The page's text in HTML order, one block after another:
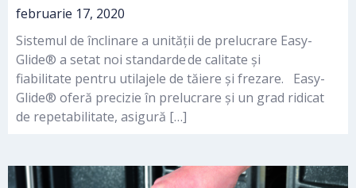
februarie 17, 2020
Sistemul de înclinare a unității de prelucrare Easy-
Glide® a setat noi standarde de calitate și
fiabilitate pentru utilajele de tăiere și frezare. Easy-
Glide® oferă precizie în prelucrare și un grad ridicat
de repetabilitate, asigură […]